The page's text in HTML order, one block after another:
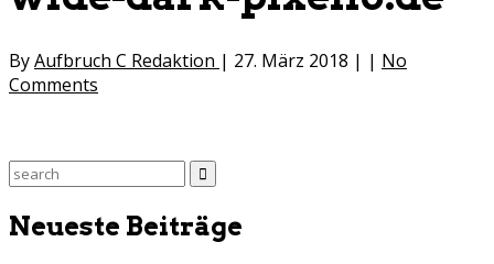
ByAufbruch C Redaktion | 27. März 2018 | | No
Comments
Search
Neueste Beiträge